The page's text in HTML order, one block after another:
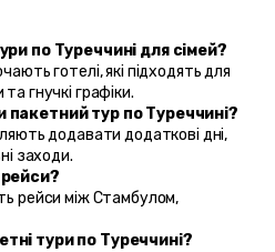
по Туреччині для сімей?
гнучкі графіки.
тур по Туреччині?
заходи.
тури по Туреччині?